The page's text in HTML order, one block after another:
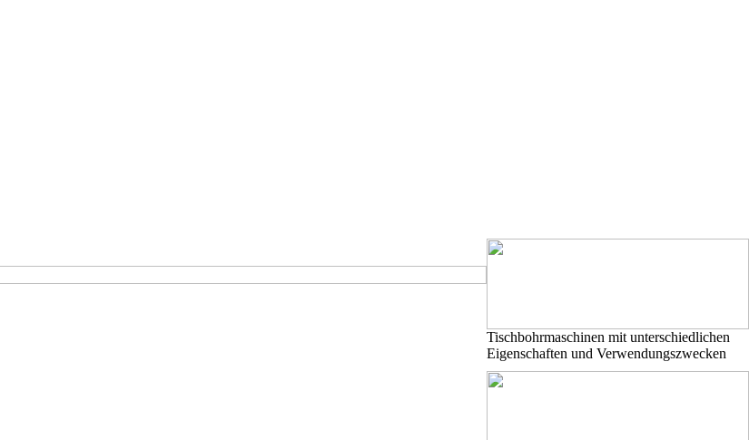
Tischbohrmaschinen mit unterschiedlichen
Eigenschaften und Verwendungszwecken